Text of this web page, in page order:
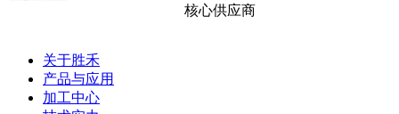
核心供应商
关于胜禾
产品与应用
加工中心